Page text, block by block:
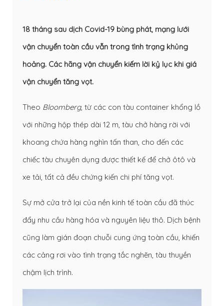
18 tháng sau dịch Covid-19 bùng phát, mạng lưới
vận chuyển toàn cầu vẫn trong tình trạng khủng
hoảng. Các hãng vận chuyển kiếm lời kỷ lục khi giá
vận chuyển tăng vọt.
Theo Bloomberg, từ các con tàu container khổng lồ
với những hộp thép dài 12 m, tàu chở hàng rời với
khoang chứa hàng nghìn tấn than, cho đến các
chiếc tàu chuyên dụng được thiết kế để chở ôtô và
xe tải, tất cả đều chứng kiến chi phí tăng vọt.
Sự mở cửa trở lại của nền kinh tế toàn cầu đã thúc
đẩy nhu cầu hàng hóa và nguyên liệu thô. Dịch bệnh
cũng làm gián đoạn chuỗi cung ứng toàn cầu, khiến
các cảng rơi vào tình trạng tắc nghẽn, tàu thuyền
chậm lịch trình.